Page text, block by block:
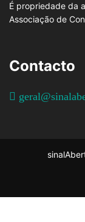
É propriedade da
Associação de
Contacto